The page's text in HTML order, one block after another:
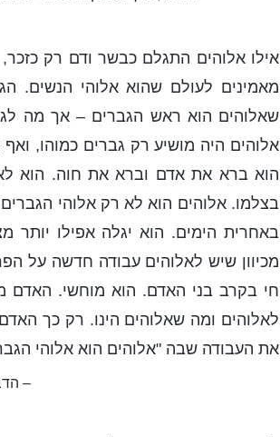
אילו אלוהים התגלם כבשר ודם רק כזכר,
מאמינים לעולם שהוא אלוהי הנשים.
שאלוהים הוא ראש הגברים – אך מה
אלוהים היה מושיע רק גברים כמוהו,
הוא ברא את אדם וברא את חוה. הוא
בצלמו. אלוהים הוא לא רק אלוהי
באחרית הימים. הוא יגלה אפילו יותר
מכיוון שיש לאלוהים עבודה חדשה על
חי בקרב בני האדם. הוא מוחשי.
לאלוהים ומה שאלוהים הינו. רק כך
את העבודה שבה "אלוהים הוא אלוהי
–